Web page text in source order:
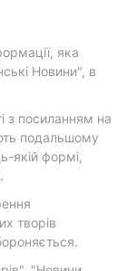
яка
Новини", в
з посиланням на
подальшому
якій формі,
творів